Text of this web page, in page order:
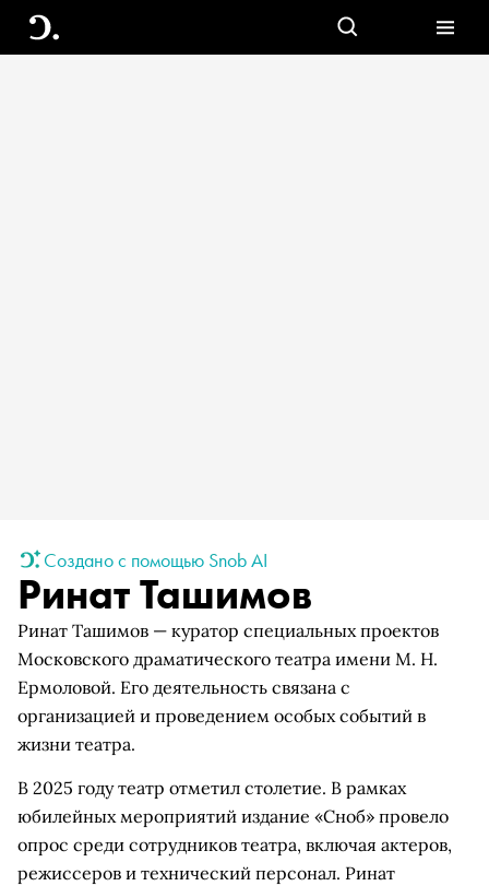
Создано с помощью Snob AI
Ринат Ташимов
Ринат Ташимов — куратор специальных проектов
Московского драматического театра имени М. Н.
Ермоловой. Его деятельность связана с
организацией и проведением особых событий в
жизни театра.
В 2025 году театр отметил столетие. В рамках
юбилейных мероприятий издание «Сноб» провело
опрос среди сотрудников театра, включая актеров,
режиссеров и технический персонал. Ринат